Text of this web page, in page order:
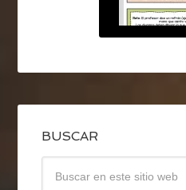
BUSCAR